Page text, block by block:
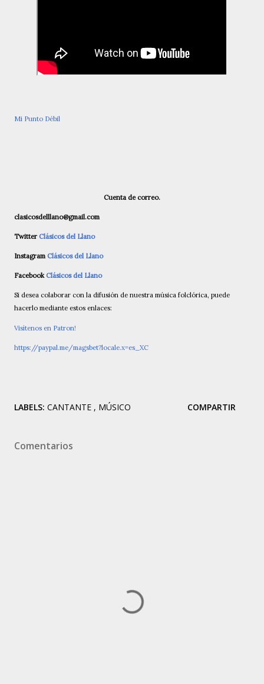
Mi Punto Débil
Cuenta de correo.
clasicosdelllano@gmail.com
Twitter Clásicos del Llano
Instagram Clásicos del Llano
Facebook Clásicos del Llano
Si desea colaborar con la difusión de nuestra música folclórica, puede
hacerlo mediante estos enlaces:
Visítenos en Patron!
https://paypal.me/magsbet?locale.x=es_XC
LABELS: CANTANTE MÚSICO COMPARTIR
Comentarios